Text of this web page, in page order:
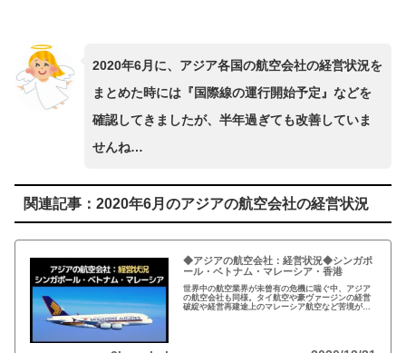
2020年6月に、アジア各国の航空会社の経営状況を
まとめた時には『国際線の運行開始予定』などを
確認してきましたが、半年過ぎても改善していま
せんね…
関連記事：2020年6月のアジアの航空会社の経営状況
◆アジアの航空会社：経営状況◆シンガポ
ール・ベトナム・マレーシア・香港
世界中の航空業界が未曾有の危機に喘ぐ中、アジア
の航空会社も同様。タイ航空や豪ヴァージンの経営
破綻や経営再建途上のマレーシア航空など苦境が続